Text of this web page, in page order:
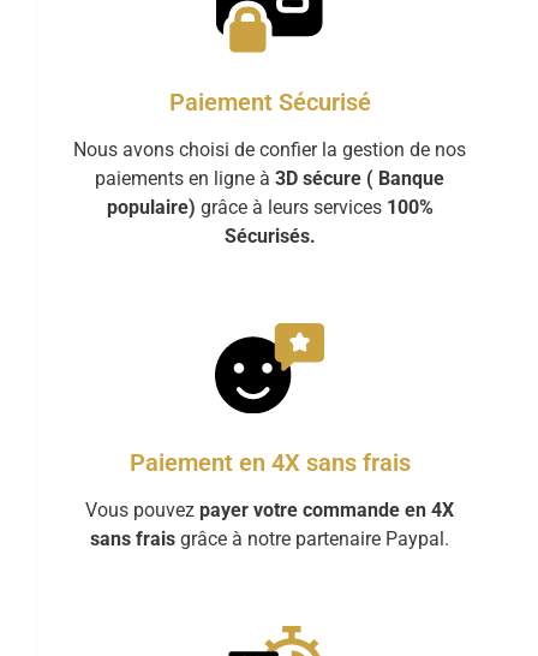
Paiement Sécurisé
Nous avons choisi de confier la gestion de nos
paiements en ligne à 3D sécure ( Banque
populaire) grâce à leurs services 100%
Sécurisés.
Paiement en 4X sans frais
Vous pouvez payer votre commande en 4X
sans frais grâce à notre partenaire Paypal.